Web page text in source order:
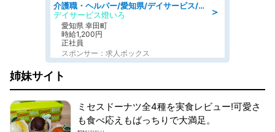
＞
介護職・ヘルパー/愛知県/デイサービス/JR東海道本線 幸田/額田郡幸田町
デイサービス燈いろ
愛知県 幸田町
時給1,200円
正社員
スポンサー：求人ボックス
姉妹サイト
ミセスドーナツ全4種を実食レビュー!可愛さ
も食べ応えもばっちりで大満足。